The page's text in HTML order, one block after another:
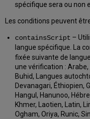
spécifique sera ou non
Les conditions peuvent
containsScript –
langue spécifique. La
fixée suivante de
une vérification :
Buhid, Langues
Devanagari, Éthiopien,
Hangul, Hanunoo,
Khmer, Laotien, Latin,
Ogham, Oriya, Runic,